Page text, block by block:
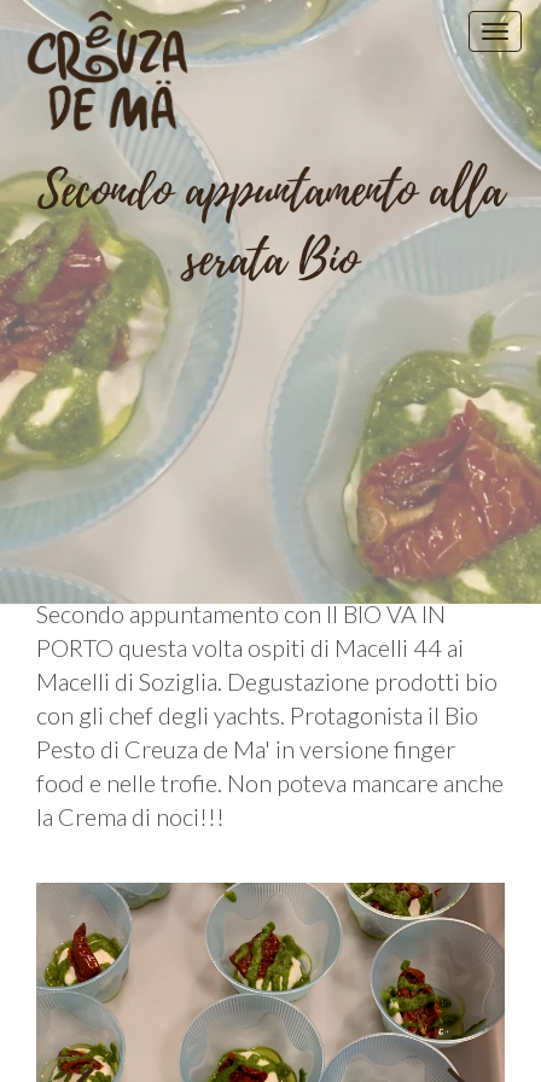
Secondo appuntamento alla
serata Bio
Secondo appuntamento con Il BIO VA IN
PORTO questa volta ospiti di Macelli 44 ai
Macelli di Soziglia. Degustazione prodotti bio
con gli chef degli yachts. Protagonista il Bio
Pesto di Creuza de Ma' in versione finger
food e nelle trofie. Non poteva mancare anche
la Crema di noci!!!